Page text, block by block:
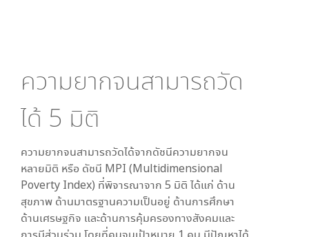
ความยากจนสามารถวัด
ได้ 5 มิติ
ความยากจนสามารถวัดได้จากดัชนีความยากจน
หลายมิติ หรือ ดัชนี MPI (Multidimensional
Poverty Index) ที่พิจารณาจาก 5 มิติ ได้แก่ ด้าน
สุขภาพ ด้านมาตรฐานความเป็นอยู่ ด้านการศึกษา
ด้านเศรษฐกิจ และด้านการคุ้มครองทางสังคมและ